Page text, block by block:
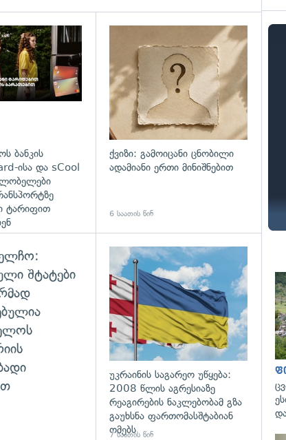
ბანკის
ისა და sCool
ტარიფით
ქვიზი: გამოიცანი ცნობილი
ადამიანი ერთი მინიშნებით
6 საათის წინ
შტატები
უკრაინის საგარეო უწყება:
2008 წლის აგრესიაზე
რეაგირების ნაკლებობამ გზა
გაუხსნა ფართომასშტაბიან
ომებს
7 საათის წინ